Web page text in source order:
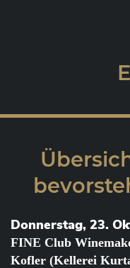
Donnerstag, 23.
FINE Club
Kofler (Kellerei